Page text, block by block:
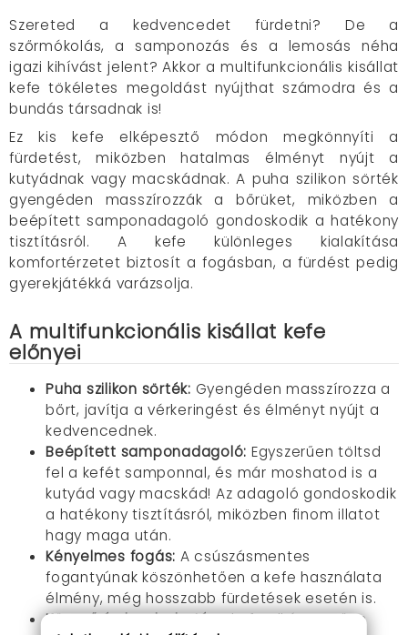
Szereted a kedvencedet fürdetni? De a
szőrmókolás, a samponozás és a lemosás néha
igazi kihívást jelent? Akkor a multifunkcionális kisállat
kefe tökéletes megoldást nyújthat számodra és a
bundás társadnak is!
Ez kis kefe elképesztő módon megkönnyíti a
fürdetést, miközben hatalmas élményt nyújt a
kutyádnak vagy macskádnak. A puha szilikon sörték
gyengéden masszírozzák a bőrüket, miközben a
beépített samponadagoló gondoskodik a hatékony
tisztításról. A kefe különleges kialakítása
komfortérzetet biztosít a fogásban, a fürdést pedig
gyerekjátékká varázsolja.
A multifunkcionális kisállat kefe
előnyei
Puha szilikon sörték: Gyengéden masszírozza a
bőrt, javítja a vérkeringést és élményt nyújt a
kedvencednek.
Beépített samponadagoló: Egyszerűen töltsd
fel a kefét samponnal, és már moshatod is a
kutyád vagy macskád! Az adagoló gondoskodik
a hatékony tisztításról, miközben finom illatot
hagy maga után.
Kényelmes fogás: A csúszásmentes
fogantyúnak köszönhetően a kefe használata
élmény, még hosszabb fürdetések esetén is.
Könnyű és hordozható:A kefe elképesztően